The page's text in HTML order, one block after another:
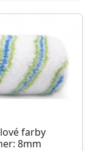
farby
8mm